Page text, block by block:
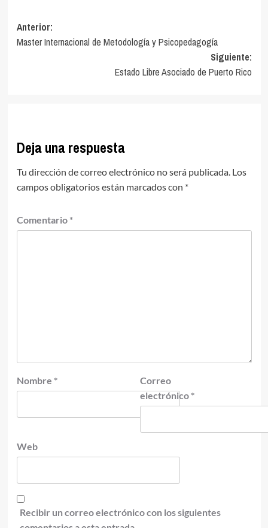
Navegación
de
Anterior:
Master Internacional de Metodología y Psicopedagogía
Siguiente:
Estado Libre Asociado de Puerto Rico
Deja una respuesta
Tu dirección de correo electrónico no será publicada. Los
campos obligatorios están marcados con *
Comentario *
Nombre *
Correo
electrónico *
Web
Recibir un correo electrónico con los siguientes